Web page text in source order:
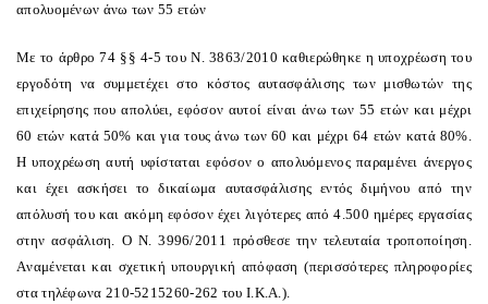
απολυομένων άνω των 55 ετών
Mε το άρθρο 74 §§ 4-5 του N. 3863/2010 καθιερώθηκε η υποχρέωση του
εργοδότη να συμμετέχει στο κόστος αυτασφάλισης των μισθωτών της
επιχείρησης που απολύει, εφόσον αυτοί είναι άνω των 55 ετών και μέχρι
60 ετών κατά 50% και για τους άνω των 60 και μέχρι 64 ετών κατά 80%.
H υποχρέωση αυτή υφίσταται εφόσον ο απολυόμενος παραμένει άνεργος
και έχει ασκήσει το δικαίωμα αυτασφάλισης εντός διμήνου από την
απόλυσή του και ακόμη εφόσον έχει λιγότερες από 4.500 ημέρες εργασίας
στην ασφάλιση. O N. 3996/2011 πρόσθεσε την τελευταία τροποποίηση.
Aναμένεται και σχετική υπουργική απόφαση (περισσότερες πληροφορίες
στα τηλέφωνα 210-5215260-262 του I.K.A.).